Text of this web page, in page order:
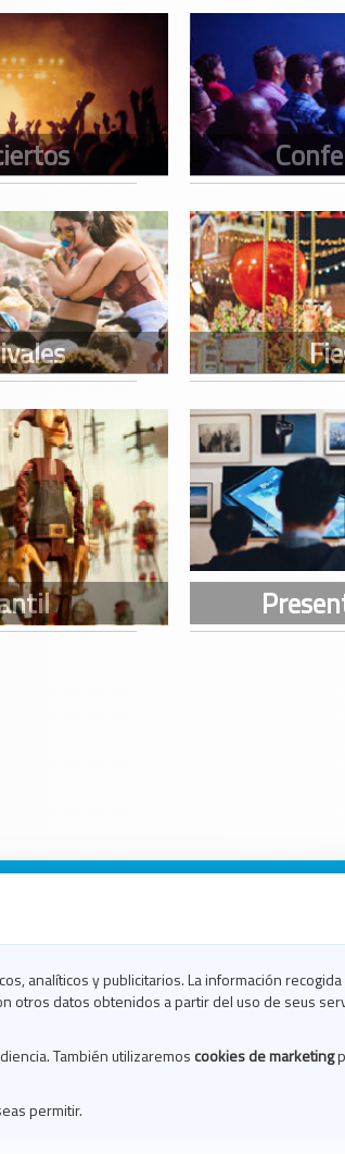
analíticos y publicitarios. La información
otros datos obtenidos a partir del uso de seus
También utilizaremos cookies de marketing
permitir.